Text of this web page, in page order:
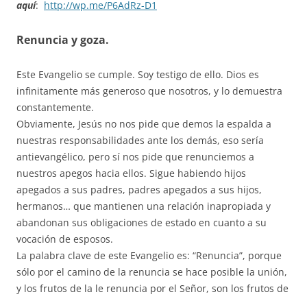
aquí: http://wp.me/P6AdRz-D1
Renuncia y goza.
Este Evangelio se cumple. Soy testigo de ello. Dios es
infinitamente más generoso que nosotros, y lo demuestra
constantemente.
Obviamente, Jesús no nos pide que demos la espalda a
nuestras responsabilidades ante los demás, eso sería
antievangélico, pero sí nos pide que renunciemos a
nuestros apegos hacia ellos. Sigue habiendo hijos
apegados a sus padres, padres apegados a sus hijos,
hermanos… que mantienen una relación inapropiada y
abandonan sus obligaciones de estado en cuanto a su
vocación de esposos.
La palabra clave de este Evangelio es: “Renuncia”, porque
sólo por el camino de la renuncia se hace posible la unión,
y los frutos de la le renuncia por el Señor, son los frutos de